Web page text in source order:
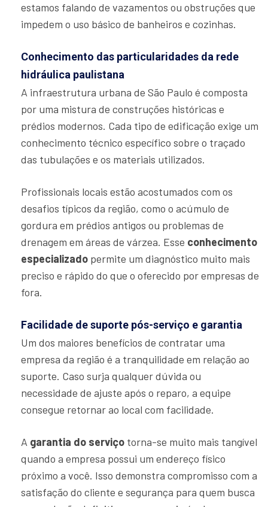
estamos falando de vazamentos ou obstruções que
impedem o uso básico de banheiros e cozinhas.
Conhecimento das particularidades da rede
hidráulica paulistana
A infraestrutura urbana de São Paulo é composta
por uma mistura de construções históricas e
prédios modernos. Cada tipo de edificação exige um
conhecimento técnico específico sobre o traçado
das tubulações e os materiais utilizados.
Profissionais locais estão acostumados com os
desafios típicos da região, como o acúmulo de
gordura em prédios antigos ou problemas de
drenagem em áreas de várzea. Esse conhecimento
especializado permite um diagnóstico muito mais
preciso e rápido do que o oferecido por empresas de
fora.
Facilidade de suporte pós-serviço e garantia
Um dos maiores benefícios de contratar uma
empresa da região é a tranquilidade em relação ao
suporte. Caso surja qualquer dúvida ou
necessidade de ajuste após o reparo, a equipe
consegue retornar ao local com facilidade.
A garantia do serviço torna-se muito mais tangível
quando a empresa possui um endereço físico
próximo a você. Isso demonstra compromisso com a
satisfação do cliente e segurança para quem busca